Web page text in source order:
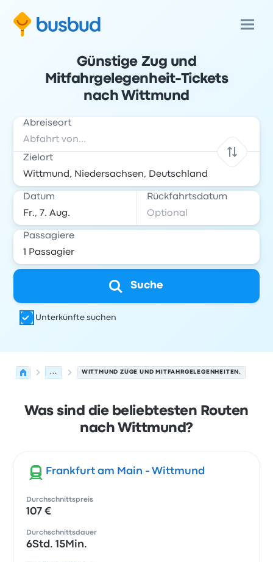
Günstige Zug und
Mitfahrgelegenheit-Tickets
nach Wittmund
Abreiseort
Zielort
Datum Rückfahrtsdatum
Passagiere
Suche
Unterkünfte suchen
... WITTMUND ZÜGE UND MITFAHRGELEGENHEITEN.
Was sind die beliebtesten Routen
nach Wittmund?
Frankfurt am Main - Wittmund
Durchschnittspreis
107 €
Durchschnittsdauer
6Std. 15Min.